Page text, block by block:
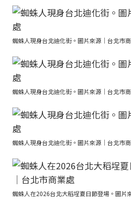
蜘蛛人現身台北迪化街。圖片來源｜台北市
蜘蛛人現身台北迪化街。圖片來源｜台北市
蜘蛛人現身台北迪化街。圖片來源｜台北市
蜘蛛人在2026台北大稻埕夏日節登場。圖片